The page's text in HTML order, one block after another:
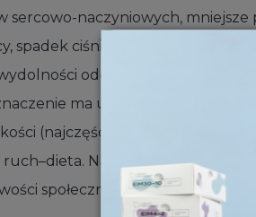
sercowo-naczyniowych,
spadek ciśnienia tętniczego,
oddechowej, wzrost
ma u osób starszych,
(najczęściej są to kości
Należy pamiętać, że
społeczne, powinien dbać o